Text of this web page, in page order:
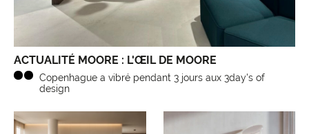
ACTUALITÉ MOORE : L'ŒIL DE MOORE
Copenhague a vibré pendant 3 jours aux 3day's of
design